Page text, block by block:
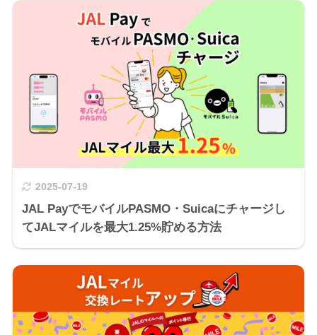
2025-07-19
JAL PayでモバイルPASMO・Suicaにチャージし
てJALマイルを最大1.25%貯める方法